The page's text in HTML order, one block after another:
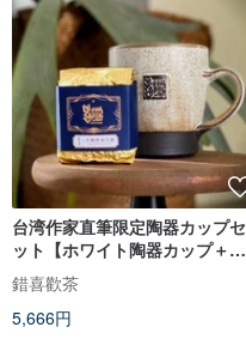
台湾作家直筆限定陶器カップセ
ット【ホワイト陶器カップ＋完
熟烏龍茶】
錯喜歡茶
5,666円